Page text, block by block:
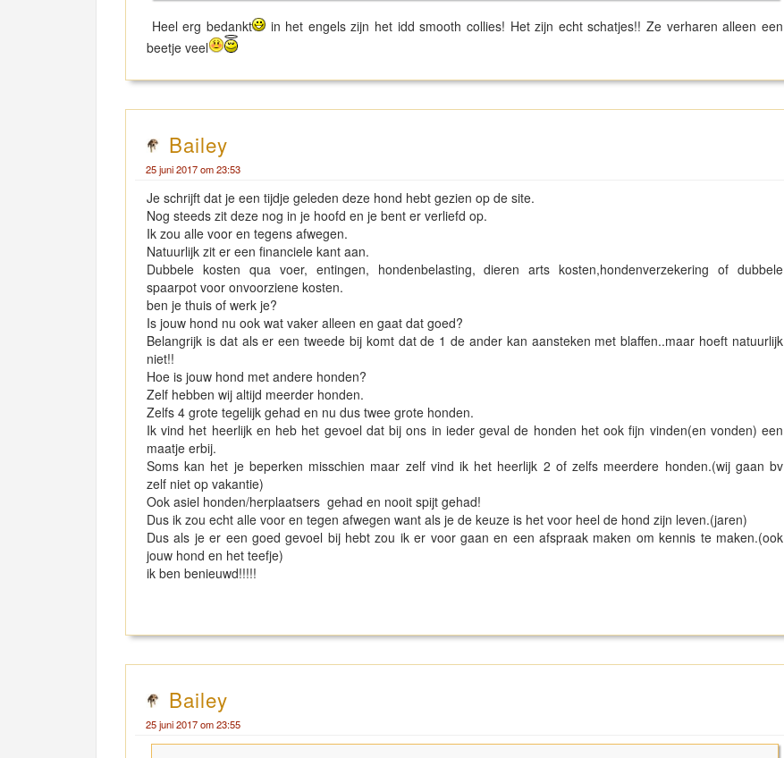
Heel erg bedankt
in het engels zijn het idd smooth collies! Het zijn echt schatjes!! Ze verharen alleen een
beetje veel
Bailey
25 juni 2017 om 23:53
Je schrijft dat je een tijdje geleden deze hond hebt gezien op de site.
Nog steeds zit deze nog in je hoofd en je bent er verliefd op.
Ik zou alle voor en tegens afwegen.
Natuurlijk zit er een financiele kant aan.
Dubbele kosten qua voer, entingen, hondenbelasting, dieren arts kosten,hondenverzekering of dubbele
spaarpot voor onvoorziene kosten.
ben je thuis of werk je?
Is jouw hond nu ook wat vaker alleen en gaat dat goed?
Belangrijk is dat als er een tweede bij komt dat de 1 de ander kan aansteken met blaffen..maar hoeft natuurlijk
niet!!
Hoe is jouw hond met andere honden?
Zelf hebben wij altijd meerder honden.
Zelfs 4 grote tegelijk gehad en nu dus twee grote honden.
Ik vind het heerlijk en heb het gevoel dat bij ons in ieder geval de honden het ook fijn vinden(en vonden) een
maatje erbij.
Soms kan het je beperken misschien maar zelf vind ik het heerlijk 2 of zelfs meerdere honden.(wij gaan bv
zelf niet op vakantie)
Ook asiel honden/herplaatsers gehad en nooit spijt gehad!
Dus ik zou echt alle voor en tegen afwegen want als je de keuze is het voor heel de hond zijn leven.(jaren)
Dus als je er een goed gevoel bij hebt zou ik er voor gaan en een afspraak maken om kennis te maken.(ook
jouw hond en het teefje)
ik ben benieuwd!!!!!
Bailey
25 juni 2017 om 23:55